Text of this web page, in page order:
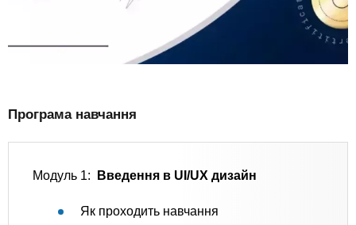
Програма навчання
Модуль 1: Введення в UI/UX дизайн
Як проходить навчання